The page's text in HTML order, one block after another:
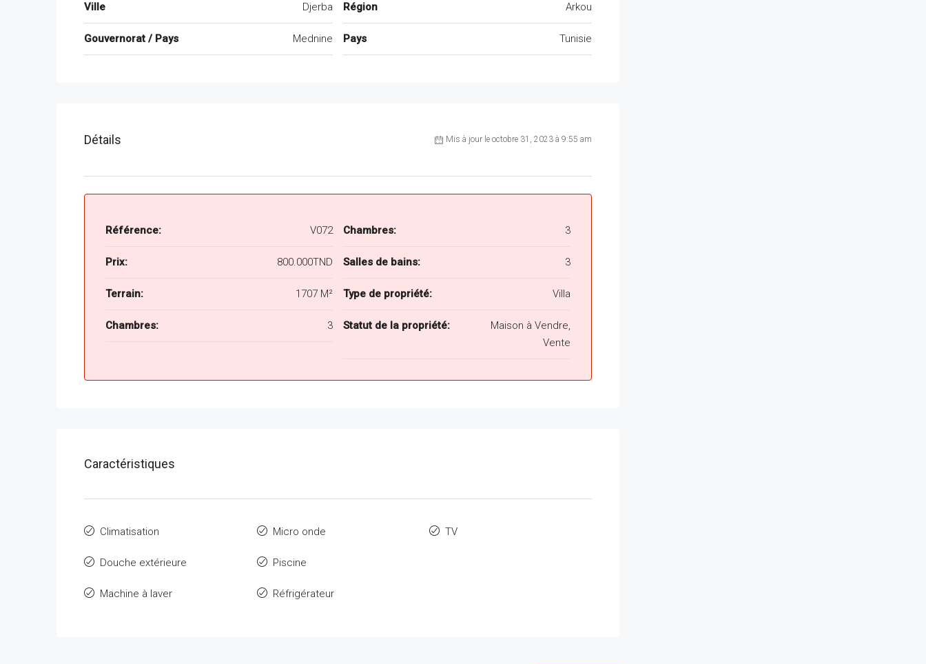
Ville Djerba
Gouvernorat / Pays Mednine
Région Arkou
Pays Tunisie
Détails Mis à jour le octobre 31, 2023 à 9:55 am
Référence: V072
Prix: 800.000TND
Terrain: 1707 M²
Chambres: 3
Chambres: 3
Salles de bains: 3
Type de propriété: Villa
Statut de la propriété:
Maison à Vendre,
Vente
Caractéristiques
Climatisation
Douche extérieure
Machine à laver
Micro onde
Piscine
Réfrigérateur
TV